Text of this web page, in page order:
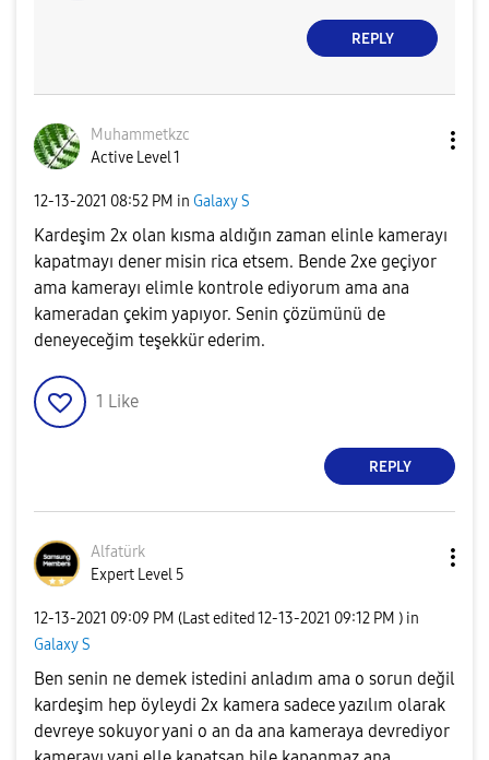
REPLY
Muhammetkzc
Active Level 1
‎12-13-2021 08:52 PM in Galaxy S
Kardeşim 2x olan kısma aldığın zaman elinle kamerayı
kapatmayı dener misin rica etsem. Bende 2xe geçiyor
ama kamerayı elimle kontrole ediyorum ama ana
kameradan çekim yapıyor. Senin çözümünü de
deneyeceğim teşekkür ederim.
1 Like
REPLY
Alfatürk
Expert Level 5
‎12-13-2021 09:09 PM (Last edited ‎12-13-2021 09:12 PM ) in
Galaxy S
Ben senin ne demek istedini anladım ama o sorun değil
kardeşim hep öyleydi 2x kamera sadece yazılım olarak
devreye sokuyor yani o an da ana kameraya devrediyor